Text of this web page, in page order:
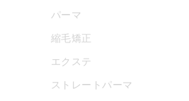
パーマ
縮毛矯正
エクステ
ストレートパーマ